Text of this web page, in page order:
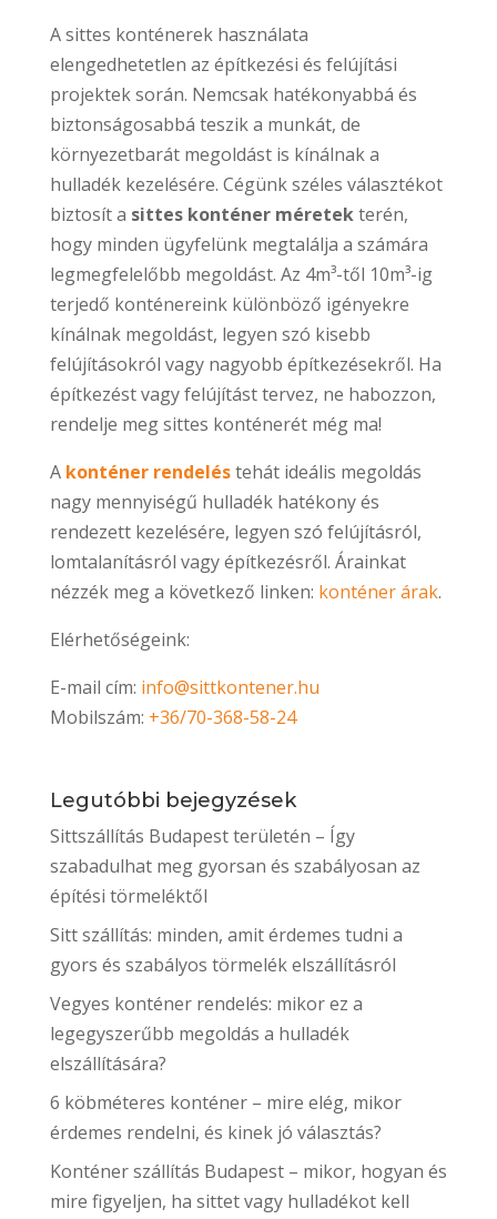
A sittes konténerek használata
elengedhetetlen az építkezési és felújítási
projektek során. Nemcsak hatékonyabbá és
biztonságosabbá teszik a munkát, de
környezetbarát megoldást is kínálnak a
hulladék kezelésére. Cégünk széles választékot
biztosít a sittes konténer méretekterén,
hogy minden ügyfelünk megtalálja a számára
legmegfelelőbb megoldást. Az 4m³-től 10m³-ig
terjedő konténereink különböző igényekre
kínálnak megoldást, legyen szó kisebb
felújításokról vagy nagyobb építkezésekről. Ha
építkezést vagy felújítást tervez, ne habozzon,
rendelje meg sittes konténerét még ma!
A konténer rendeléstehát ideális megoldás
nagy mennyiségű hulladék hatékony és
rendezett kezelésére, legyen szó felújításról,
lomtalanításról vagy építkezésről. Árainkat
nézzék meg a következő linken: konténer árak.
Elérhetőségeink:
E-mail cím: info@sittkontener.hu
Mobilszám: +36/70-368-58-24
Legutóbbi bejegyzések
Sittszállítás Budapest területén – Így
szabadulhat meg gyorsan és szabályosan az
építési törmeléktől
Sitt szállítás: minden, amit érdemes tudni a
gyors és szabályos törmelék elszállításról
Vegyes konténer rendelés: mikor ez a
legegyszerűbb megoldás a hulladék
elszállítására?
6 köbméteres konténer – mire elég, mikor
érdemes rendelni, és kinek jó választás?
Konténer szállítás Budapest – mikor, hogyan és
mire figyeljen, ha sittet vagy hulladékot kell